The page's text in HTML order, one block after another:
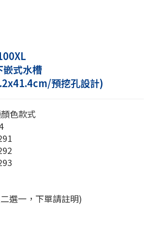
式水槽
預挖孔設計)
色款式
選一，下單請註明)